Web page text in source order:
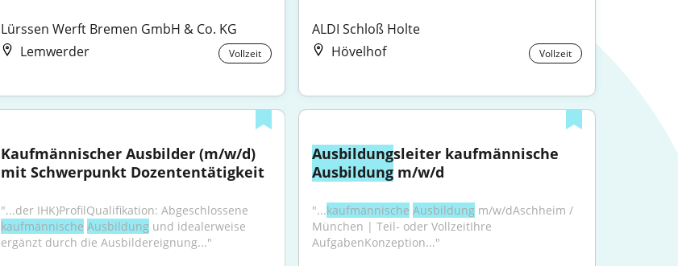
Lürssen Werft Bremen GmbH & Co. KG
Lemwerder
Vollzeit
ALDI Schloß Holte
Hövelhof
Vollzeit
Kaufmännischer Ausbilder (m/w/d)
mit Schwerpunkt Dozententätigkeit
kaufmännische Ausbildung und idealerweise
ergänzt durch die Ausbildereignung..."
Ausbildung
Ausbildung m/w/d
"...kaufmännische Ausbildung m/w/dAschheim /
München | Teil- oder VollzeitIhre
AufgabenKonzeption..."